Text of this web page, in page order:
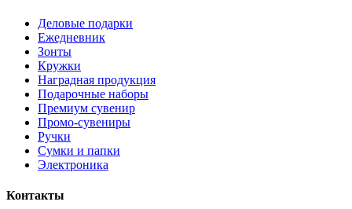
Деловые подарки
Ежедневник
Зонты
Кружки
Наградная продукция
Подарочные наборы
Премиум сувенир
Промо-сувениры
Ручки
Сумки и папки
Электроника
Контакты